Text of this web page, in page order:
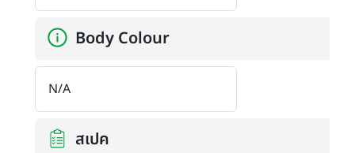
Body Colour
N/A
สเปค